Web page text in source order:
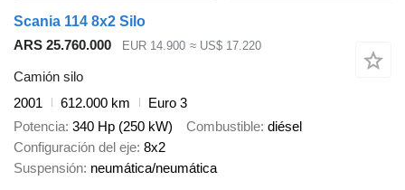
Scania 114 8x2 Silo
ARS 25.760.000
EUR 14.900 ≈ US$ 17.220
Camión silo
2001
612.000 km
Euro 3
Potencia 340 Hp (250 kW) Combustible diésel
Configuración del eje 8x2
Suspensión neumática/neumática